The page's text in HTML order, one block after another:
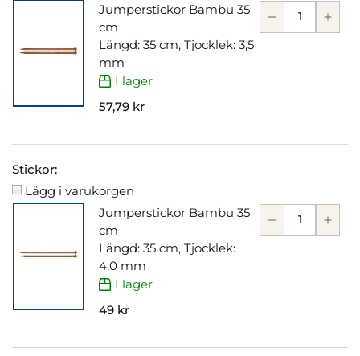
Jumperstickor Bambu 35
cm
Längd: 35 cm, Tjocklek: 3,5
mm
I lager
57,79 kr
Stickor:
Lägg i varukorgen
Jumperstickor Bambu 35
cm
Längd: 35 cm, Tjocklek:
4,0 mm
I lager
49 kr